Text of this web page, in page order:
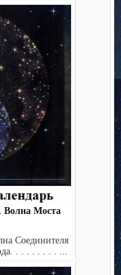
Волна Моста
Соединителя
. . . . . . . . ...